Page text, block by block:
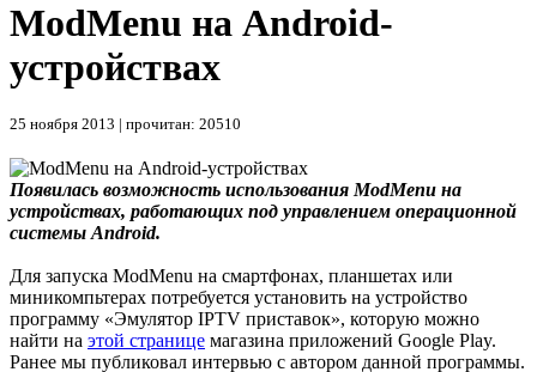
ModMenu на Android-
устройствах
25 ноября 2013 | прочитан: 20510
Появилась возможность использования ModMenu на
устройствах, работающих под управлением операционной
системы Android.
Для запуска ModMenu на смартфонах, планшетах или
миникомпьтерах потребуется установить на устройство
программу «Эмулятор IPTV приставок», которую можно
найти на этой странице магазина приложений Google Play.
Ранее мы публиковал интервью с автором данной программы.